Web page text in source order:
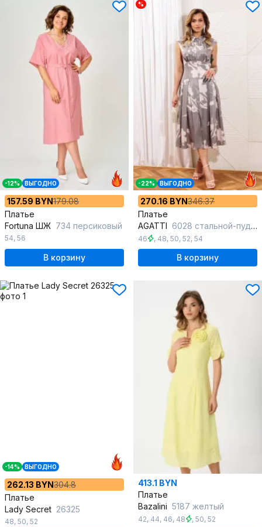
-12% ВЫГОДНО
157.59 BYN179.08
Платье
Fortuna ШЖ 734 персиковый
54, 56
В корзину
%
-22% ВЫГОДНО
270.16 BYN346.37
Платье
AGATTI 6028 стальной-пудра_принт
46 , 48, 50, 52, 54
В корзину
-14% ВЫГОДНО
262.13 BYN304.8
Платье
Lady Secret 26325
48, 50, 52
413.1 BYN
Платье
Bazalini 5187 желтый
42, 44, 46, 48 , 50, 52